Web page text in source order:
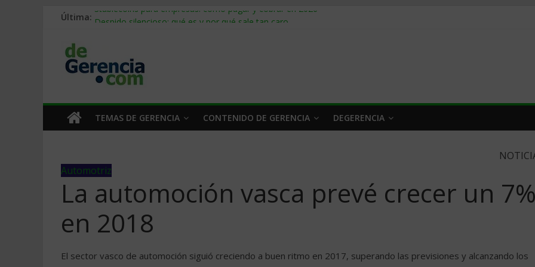
Última: Stablecoins para empresas: cómo pagar y cobrar en 2026
Trabajo forzoso en la cadena de suministro: qué hacer
Mercado hispano de EE. UU.: cómo segmentarlo y venderle
TEMAS DE GERENCIA CONTENIDO DE GERENCIA DEGERENCIA
Automotriz
La automoción vasca prevé crecer un
en 2018
El sector vasco de automoción siguió creciendo a buen ritmo en 2017, superando las previsiones y alcanzando los